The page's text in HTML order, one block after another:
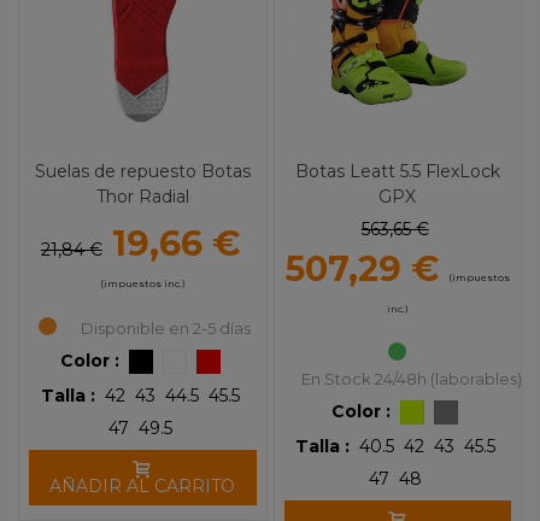
Suelas de repuesto Botas
Thor Radial
21,84 € 19,66 €
(impuestos inc.)
Disponible en 2-5 días
Color :
Talla : 42 43 44.5 45.5
47 49.5
AÑADIR AL CARRITO
Botas Leatt 5.5 FlexLock
GPX
563,65 €
507,29 € (impuestos
inc.)
En Stock 24/48h (laborables)
Color :
Talla : 40.5 42 43 45.5
47 48